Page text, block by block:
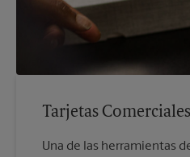
Tarjetas Comerciales
Una de las herramientas